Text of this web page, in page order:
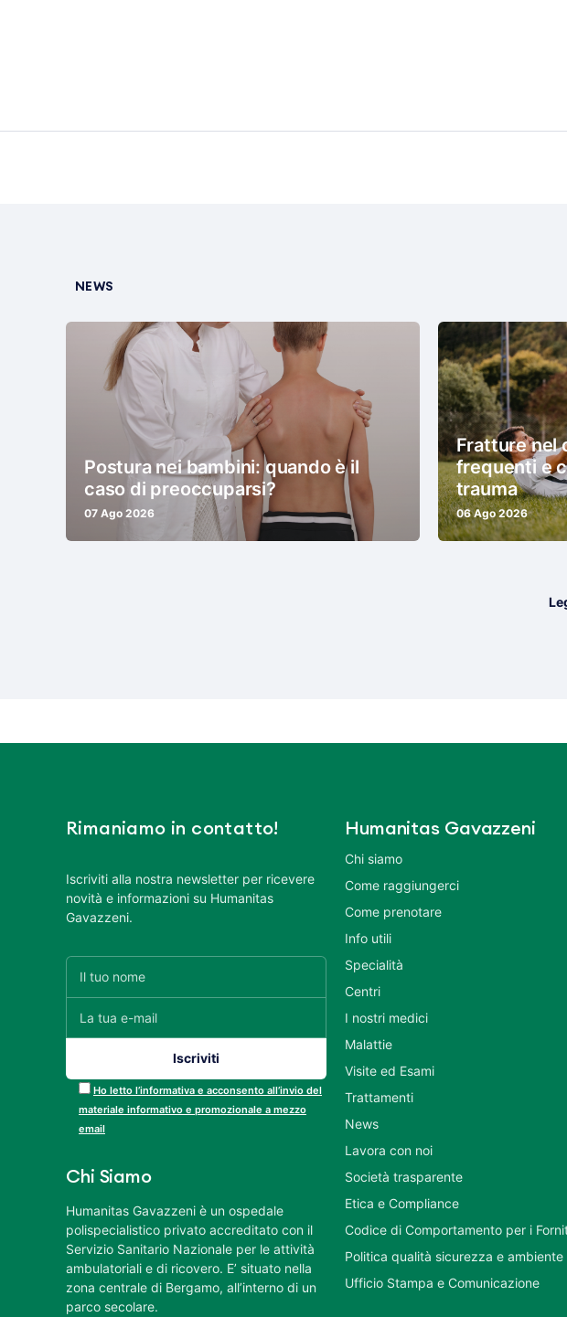
NEWS
Postura nei bambini: quando è il
caso di preoccuparsi?
07 Ago 2026
Fratture nel
frequenti e
trauma
06 Ago 2026
Rimaniamo in contatto!
Iscriviti alla nostra newsletter per ricevere
novità e informazioni su Humanitas
Gavazzeni.
Ho letto l’informativa e acconsento all’invio del
materiale informativo e promozionale a mezzo
email
Chi Siamo
Humanitas Gavazzeni è un ospedale
polispecialistico privato accreditato con il
Servizio Sanitario Nazionale per le attività
ambulatoriali e di ricovero. E’ situato nella
zona centrale di Bergamo, all’interno di un
parco secolare.
Humanitas Gavazzeni
Chi siamo
Come raggiungerci
Come prenotare
Info utili
Specialità
Centri
I nostri medici
Malattie
Visite ed Esami
Trattamenti
News
Lavora con noi
Società trasparente
Etica e Compliance
Codice di Comportamento per i
Politica qualità sicurezza e ambiente
Ufficio Stampa e Comunicazione